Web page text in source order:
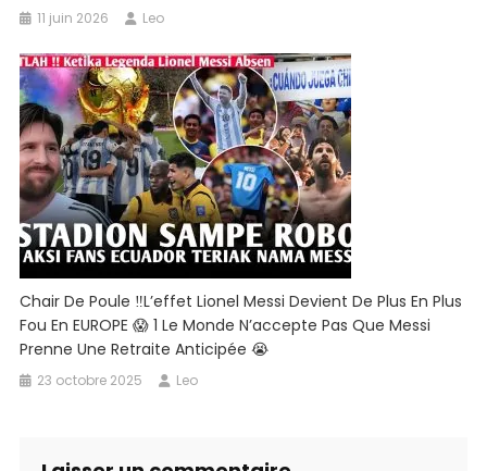
11 juin 2026 Leo
Chair De Poule ‼️L’effet Lionel Messi Devient De Plus En Plus
Fou En EUROPE 😱 1 Le Monde N’accepte Pas Que Messi
Prenne Une Retraite Anticipée 😭
23 octobre 2025 Leo